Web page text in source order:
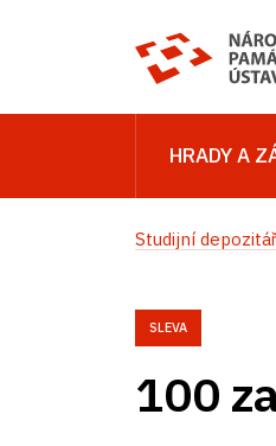
HRADY A
Studijní
SLEVA
100